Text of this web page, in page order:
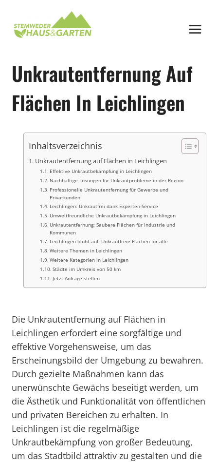
springen
Unkrautentfernung Auf
Flächen In Leichlingen
Inhaltsverzeichnis
Unkrautentfernung auf Flächen in Leichlingen
Effektive Unkrautbekämpfung in Leichlingen
Nachhaltige Lösungen für Unkrautprobleme in der Region
Professionelle Unkrautentfernung für Gewerbe und
Privatkunden
Leichlingen: Unkrautfrei dank Experten-Service
Umweltfreundliche Unkrautbekämpfung in Leichlingen
Unkrautentfernung: Saubere Flächen für Industrie und
Kommunen
Leichlingen blüht auf: Unkrautfreie Flächen für alle
Weitere Themen in Leichlingen
Weitere Kategorien in Leichlingen
Städte im Umkreis von 50 km
Jetzt Anfrage stellen
Die Unkrautentfernung auf Flächen in
Leichlingen erfordert eine sorgfältige und
effektive Vorgehensweise, um das
Erscheinungsbild der Umgebung zu bewahren.
Durch gezielte Maßnahmen kann das
unerwünschte Gewächs beseitigt werden, um
die Ästhetik und Funktionalität von öffentlichen
und privaten Bereichen zu erhalten. In
Leichlingen ist die regelmäßige
Unkrautbekämpfung von großer Bedeutung,
um das Stadtbild attraktiv zu gestalten und die